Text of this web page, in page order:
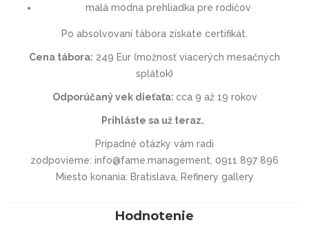
malá módna prehliadka pre rodičov
Po absolvovaní tábora získate certifikát.
Cena tábora: 249 Eur (možnosť viacerých mesačných
splátok)
Odporúčaný vek dieťaťa: cca 9 až 19 rokov
Prihláste sa už teraz.
Prípadné otázky vám radi
zodpovieme: info@fame.management, 0911 897 896
Miesto konania: Bratislava, Refinery gallery
Hodnotenie